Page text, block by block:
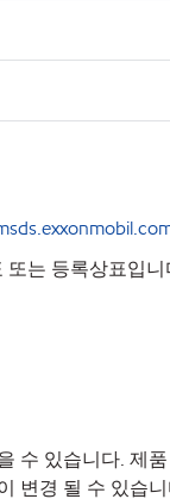
또는 등록상표입니
있습니다. 제
경 될 수 있습